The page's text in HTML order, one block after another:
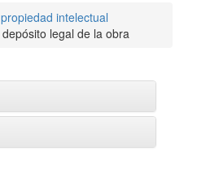
propiedad intelectual
depósito legal de la obra